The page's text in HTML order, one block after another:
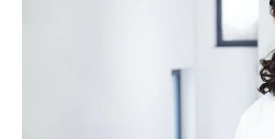
Matelso Telefontracking